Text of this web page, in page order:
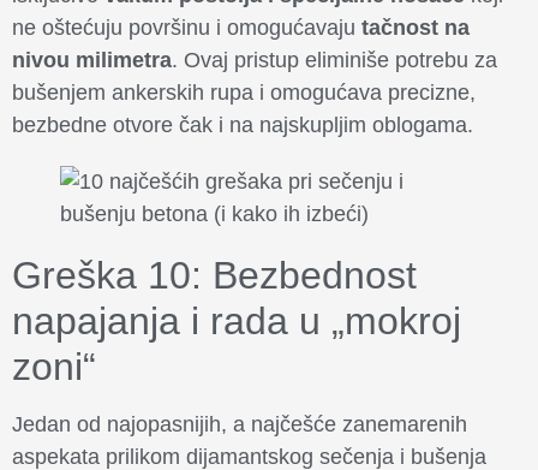
ne oštećuju površinu i omogućavaju tačnost na
nivou milimetra. Ovaj pristup eliminiše potrebu za
bušenjem ankerskih rupa i omogućava precizne,
bezbedne otvore čak i na najskupljim oblogama.
Greška 10: Bezbednost
napajanja i rada u „mokroj
zoni“
Jedan od najopasnijih, a najčešće zanemarenih
aspekata prilikom dijamantskog sečenja i bušenja